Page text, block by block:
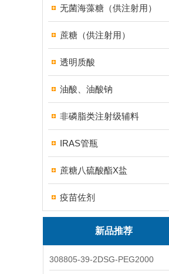
无菌海藻糖（供注射用）
蔗糖（供注射用）
透明质酸
油酸、油酸钠
非磷脂类注射级辅料
IRAS管瓶
蔗糖八硫酸酯X盐
疫苗佐剂
新品推荐
308805-39-2DSG-PEG2000